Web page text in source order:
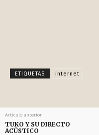
ETIQUETAS internet
Artículo anterior
TUKO Y SU DIRECTO
ACÚSTICO